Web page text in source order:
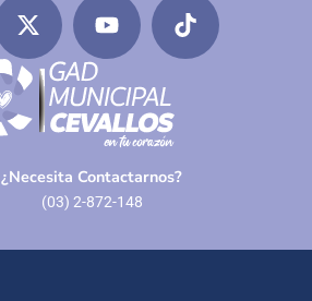
¿Necesita Contactarnos?
(03) 2-872-148